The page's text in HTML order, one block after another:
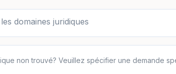
domaines juridiques